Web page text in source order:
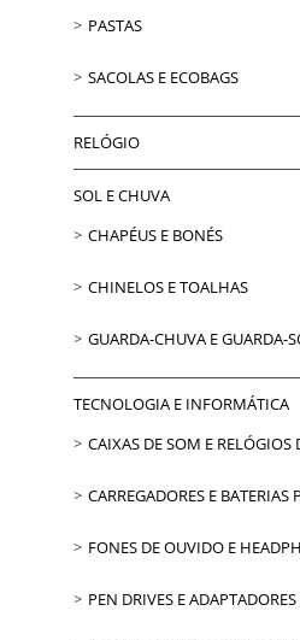
PASTAS
SACOLAS E ECOBAGS
RELÓGIO
SOL E CHUVA
CHAPÉUS E BONÉS
CHINELOS E TOALHAS
GUARDA-CHUVA E GUARDA-
TECNOLOGIA E INFORMÁTICA
CAIXAS DE SOM E RELÓGIOS
CARREGADORES E BATERIAS
FONES DE OUVIDO E
PEN DRIVES E